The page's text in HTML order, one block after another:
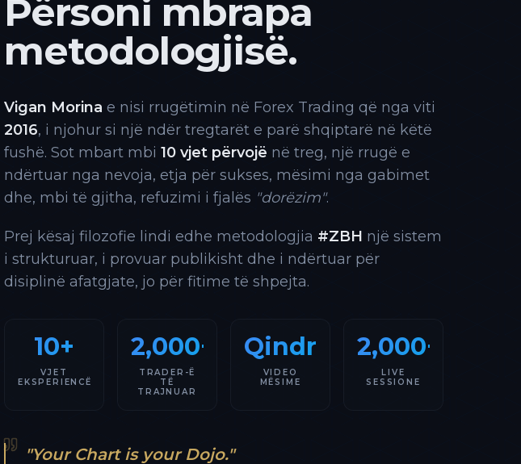
Përsoni mbrapa
metodologjisë.
Vigan Morina e nisi rrugëtimin në Forex Trading që nga viti
2016, i njohur si një ndër tregtarët e parë shqiptarë në këtë
fushë. Sot mbart mbi 10 vjet përvojë në treg, një rrugë e
ndërtuar nga nevoja, etja për sukses, mësimi nga gabimet
dhe, mbi të gjitha, refuzimi i fjalës "dorëzim".
Prej kësaj filozofie lindi edhe metodologjia #ZBH një sistem
i strukturuar, i provuar publikisht dhe i ndërtuar për
disiplinë afatgjate, jo për fitime të shpejta.
10+
VJET
EKSPERIENCË
2,000+
TRADER-Ë
TË
TRAJNUAR
Qindra
VIDEO
MËSIME
2,000+
LIVE
SESSIONE
"Your Chart is your Dojo."